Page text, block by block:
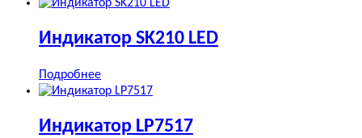
Индикатор SK210 LED
Подробнее
Индикатор LP7517